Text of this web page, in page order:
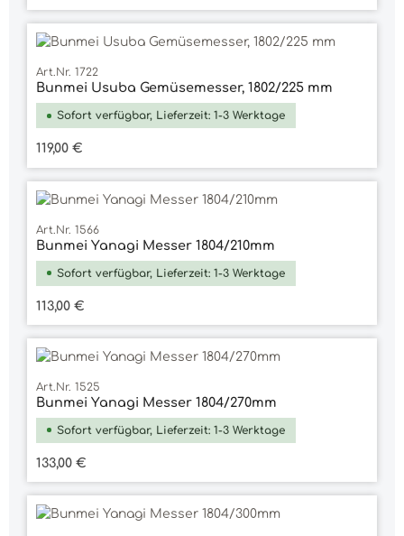
Art.Nr. 1722
Bunmei Usuba Gemüsemesser, 1802/225 mm
Sofort verfügbar, Lieferzeit: 1-3 Werktage
Regulärer Preis:
119,00 €
Art.Nr. 1566
Bunmei Yanagi Messer 1804/210mm
Sofort verfügbar, Lieferzeit: 1-3 Werktage
Regulärer Preis:
113,00 €
Art.Nr. 1525
Bunmei Yanagi Messer 1804/270mm
Sofort verfügbar, Lieferzeit: 1-3 Werktage
Regulärer Preis:
133,00 €